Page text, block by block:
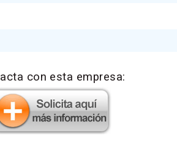
con esta empresa: